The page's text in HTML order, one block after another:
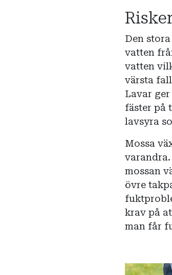
Den
vatten
vatten
värsta
Lavar
fäster på
lavsyra
Mossa
varandra.
mossan
övre
krav på
man får